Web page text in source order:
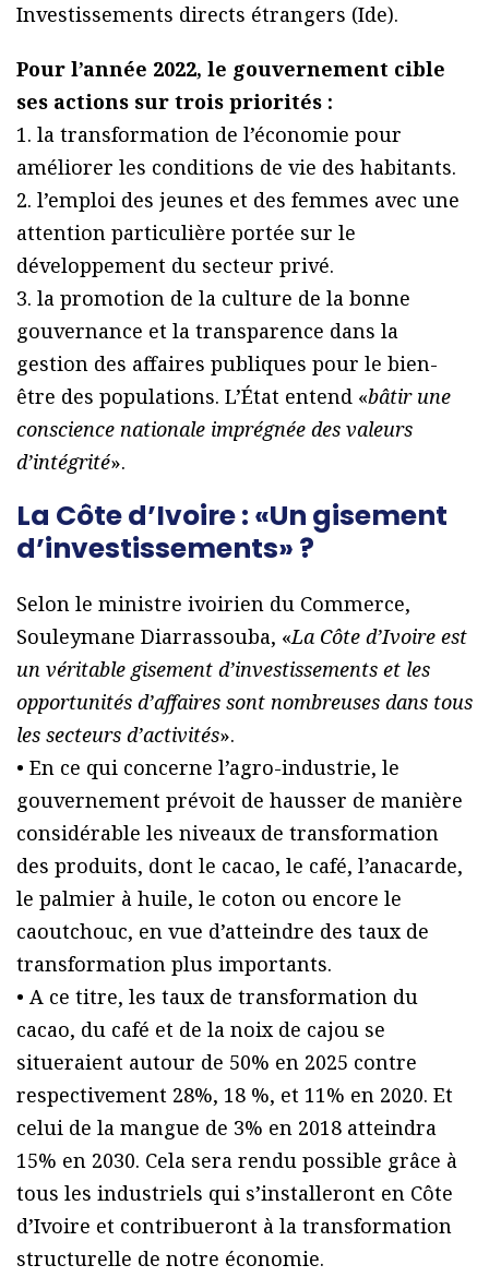
Investissements directs étrangers (Ide).
Pour l’année 2022, le gouvernement cible
ses actions sur trois priorités :
1. la transformation de l’économie pour
améliorer les conditions de vie des habitants.
2. l’emploi des jeunes et des femmes avec une
attention particulière portée sur le
développement du secteur privé.
3. la promotion de la culture de la bonne
gouvernance et la transparence dans la
gestion des affaires publiques pour le bien-
être des populations. L’État entend «bâtir une
conscience nationale imprégnée des valeurs
d’intégrité».
La Côte d’Ivoire : «Un gisement
d’investissements» ?
Selon le ministre ivoirien du Commerce,
Souleymane Diarrassouba, «La Côte d’Ivoire est
un véritable gisement d’investissements et les
opportunités d’affaires sont nombreuses dans tous
les secteurs d’activités».
• En ce qui concerne l’agro-industrie, le
gouvernement prévoit de hausser de manière
considérable les niveaux de transformation
des produits, dont le cacao, le café, l’anacarde,
le palmier à huile, le coton ou encore le
caoutchouc, en vue d’atteindre des taux de
transformation plus importants.
• A ce titre, les taux de transformation du
cacao, du café et de la noix de cajou se
situeraient autour de 50% en 2025 contre
respectivement 28%, 18 %, et 11% en 2020. Et
celui de la mangue de 3% en 2018 atteindra
15% en 2030. Cela sera rendu possible grâce à
tous les industriels qui s’installeront en Côte
d’Ivoire et contribueront à la transformation
structurelle de notre économie.